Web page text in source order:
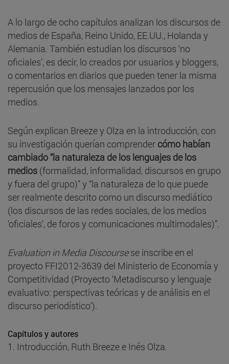
A lo largo de ocho capítulos analizan los discursos de
medios de España, Reino Unido, EE.UU., Holanda y
Alemania. También estudian los discursos ‘no
oficiales’, es decir, lo creados por usuarios y bloggers,
o comentarios en diarios que pueden tener la misma
repercusión que los mensajes lanzados por los
medios.
Según explican Breeze y Olza en la introducción, con
su investigación querían comprender cómo habían
cambiado “la naturaleza de los lenguajes de los
medios (formalidad, informalidad, discursos en grupo
y fuera del grupo)” y “la naturaleza de lo que puede
ser realmente descrito como un discurso mediático
(los discursos de las redes sociales, de los medios
‘oficiales’, de foros y comunicaciones multimodales)”.
Evaluation in Media Discoursese inscribe en el
proyecto FFI2012-3639 del Ministerio de Economía y
Competitividad (Proyecto ‘Metadiscurso y lenguaje
evaluativo: perspectivas teóricas y de análisis en el
discurso periodístico’).
Capítulos y autores
1. Introducción, Ruth Breeze e Inés Olza.